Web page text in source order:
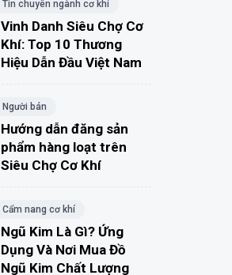
Tin chuyên ngành cơ khí
Vinh Danh Siêu Chợ Cơ
Khí: Top 10 Thương
Hiệu Dẫn Đầu Việt Nam
Người bán
Hướng dẫn đăng sản
phẩm hàng loạt trên
Siêu Chợ Cơ Khí
Cẩm nang cơ khí
Ngũ Kim Là Gì? Ứng
Dụng Và Nơi Mua Đồ
Ngũ Kim Chất Lượng